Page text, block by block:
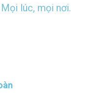
lúc, mọi nơi.